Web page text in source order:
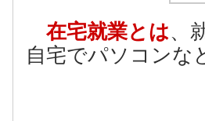
在宅就業とは、
自宅でパソコンな